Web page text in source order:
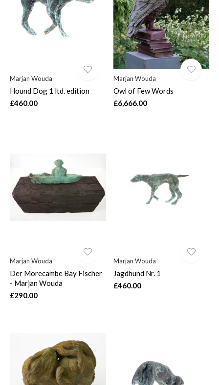
Marjan Wouda
Hound Dog 1 ltd. edition
£460.00
Marjan Wouda
Owl of Few Words
£6,666.00
Marjan Wouda
Der Morecambe Bay Fischer
- Marjan Wouda
£290.00
Marjan Wouda
Jagdhund Nr. 1
£460.00